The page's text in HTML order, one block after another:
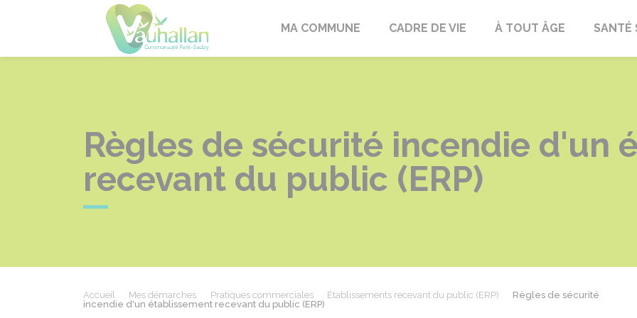
VauhallanMA COMMUNE CADRE DE VIE À TOUT ÂGE SANTÉ
Règles de sécurité incendie d'un
recevant du public (ERP)
Accueil Mes démarches Pratiques commerciales Établissements recevant du public (ERP)
Règles de sécurité
incendie d'un établissement recevant du public (ERP)